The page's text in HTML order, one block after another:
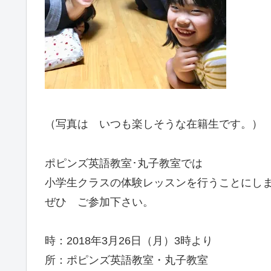
（写真は いつも楽しそうな在籍生です。）
ポピンズ英語教室･丸子教室では
小学生クラスの体験レッスンを行うことにし
ぜひ ご参加下さい。
時：2018年3月26日（月）3時より
所：ポピンズ英語教室・丸子教室